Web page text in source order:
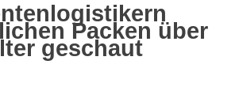
Packen über
geschaut